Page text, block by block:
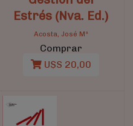
Estrés (Nva. Ed.)
Acosta, José Mª
Comprar
U$S 20,00